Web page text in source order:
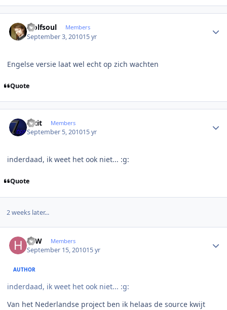
wolfsoul Members
September 3, 201015 yr
Engelse versie laat wel echt op zich wachten
Quote
Fixit Members
September 5, 201015 yr
inderdaad, ik weet het ook niet... :g:
Quote
2 weeks later...
HJW Members
September 15, 201015 yr
AUTHOR
inderdaad, ik weet het ook niet... :g:
Van het Nederlandse project ben ik helaas de source kwijt